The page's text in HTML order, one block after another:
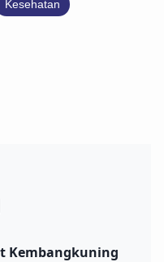
Kesehatan
Kembangkuning